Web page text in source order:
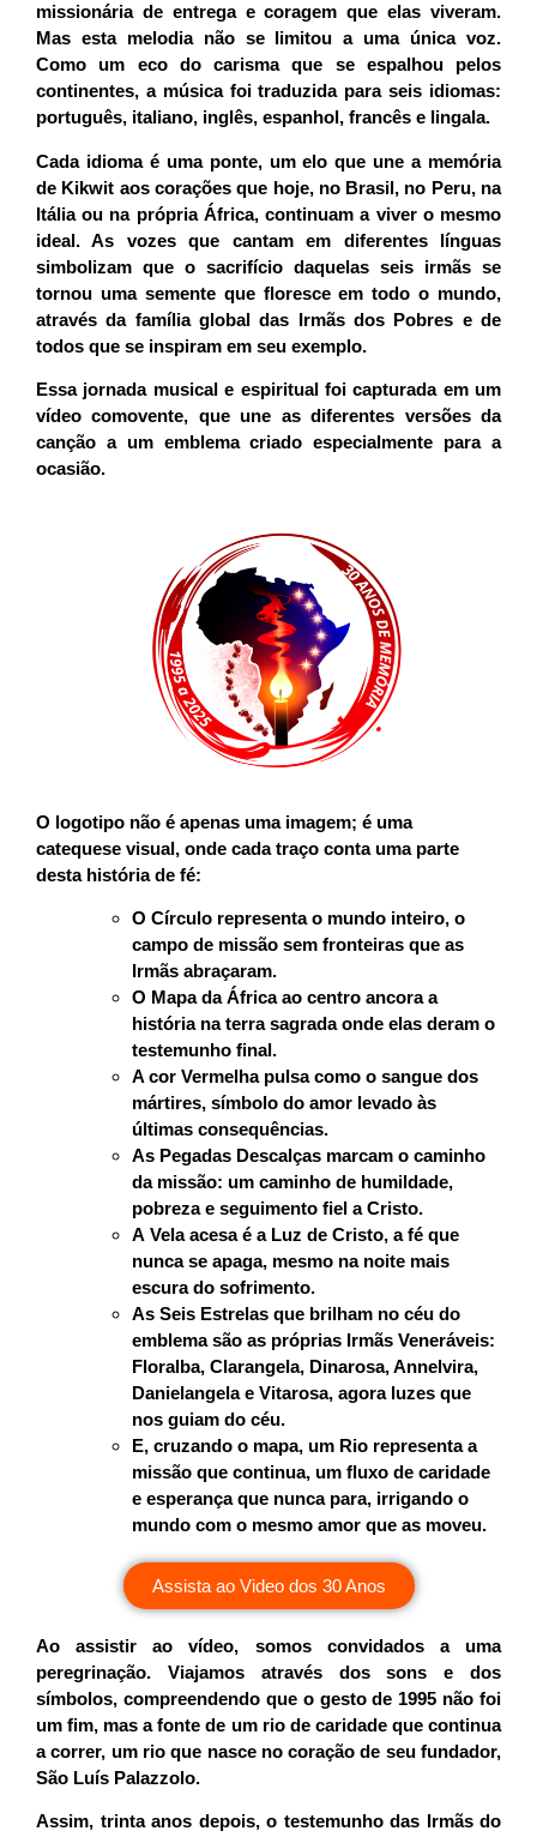
missionária de entrega e coragem que elas viveram.
Mas esta melodia não se limitou a uma única voz.
Como um eco do carisma que se espalhou pelos
continentes, a música foi traduzida para seis idiomas:
português, italiano, inglês, espanhol, francês e lingala.
Cada idioma é uma ponte, um elo que une a memória
de Kikwit aos corações que hoje, no Brasil, no Peru, na
Itália ou na própria África, continuam a viver o mesmo
ideal. As vozes que cantam em diferentes línguas
simbolizam que o sacrifício daquelas seis irmãs se
tornou uma semente que floresce em todo o mundo,
através da família global das Irmãs dos Pobres e de
todos que se inspiram em seu exemplo.
Essa jornada musical e espiritual foi capturada em um
vídeo comovente, que une as diferentes versões da
canção a um emblema criado especialmente para a
ocasião.
O logotipo não é apenas uma imagem; é uma
catequese visual, onde cada traço conta uma parte
desta história de fé:
O Círculo representa o mundo inteiro, o
campo de missão sem fronteiras que as
Irmãs abraçaram.
O Mapa da Áfricaao centro ancora a
história na terra sagrada onde elas deram o
testemunho final.
A cor Vermelhapulsa como o sangue dos
mártires, símbolo do amor levado às
últimas consequências.
As Pegadas Descalças marcam o caminho
da missão: um caminho de humildade,
pobreza e seguimento fiel a Cristo.
A Velaacesa é a Luz de Cristo, a fé que
nunca se apaga, mesmo na noite mais
escura do sofrimento.
As Seis Estrelas que brilham no céu do
emblema são as próprias Irmãs Veneráveis:
Floralba, Clarangela, Dinarosa, Annelvira,
Danielangela e Vitarosa, agora luzes que
nos guiam do céu.
E, cruzando o mapa, um Rio representa a
missão que continua, um fluxo de caridade
e esperança que nunca para, irrigando o
mundo com o mesmo amor que as moveu.
Assista ao Video dos 30 Anos
Ao assistir ao vídeo, somos convidados a uma
peregrinação. Viajamos através dos sons e dos
símbolos, compreendendo que o gesto de 1995 não foi
um fim, mas a fonte de um rio de caridade que continua
a correr, um rio que nasce no coração de seu fundador,
São Luís Palazzolo.
Assim, trinta anos depois, o testemunho das Irmãs do